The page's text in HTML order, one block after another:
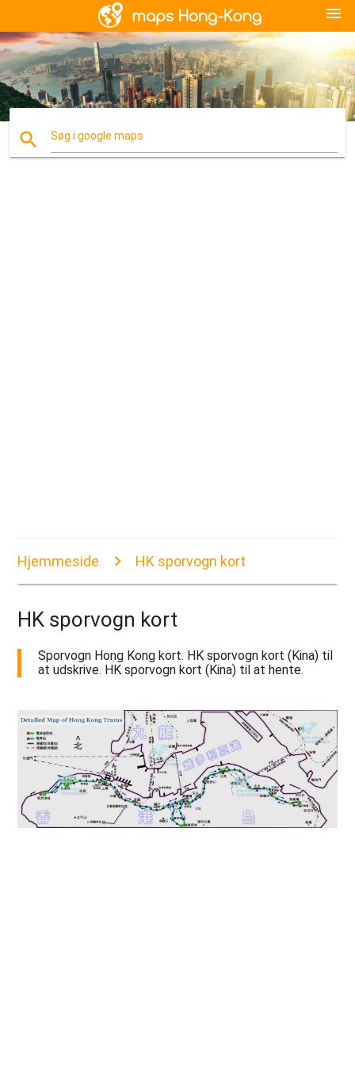
menu
search Søg i google maps
Hjemmeside HK sporvogn kort
HK sporvogn kort
Sporvogn Hong Kong kort. HK sporvogn kort (Kina) til
at udskrive. HK sporvogn kort (Kina) til at hente.